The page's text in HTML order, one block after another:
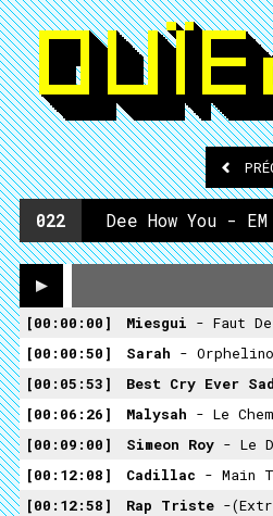
022 Dee How You -
00:00:00 Miesgui - Faut
00:00:50
Sarah - Orphelino
00:05:53
Best Cry Ever
00:06:26
Malysah - Le Chemin De
00:09:00
Simeon Roy - Le
00:12:08
Cadillac - Main
00:12:58
Rap Triste -